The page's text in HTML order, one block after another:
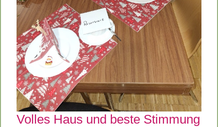
Volles Haus und beste Stimmung